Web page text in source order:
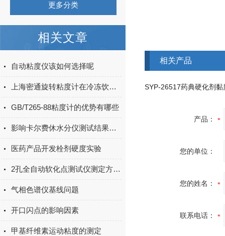
更多分类
相关文章
自动粘度仪该如何选择呢
上海密通旋转粘度计在冷冻饮料中的应用
GB/T265-88粘度计的优势有哪些
影响卡尔费休水分仪测试结果的因素有哪些？
医药产品开发栓剂硬度实验
2孔全自动软化点测试仪测定方法介绍
气相色谱仪基线问题
开口闪点的影响因素
甲基纤维素运动粘度的测定
相关产品
产品：
您的单位：
您的姓名：
联系电话：